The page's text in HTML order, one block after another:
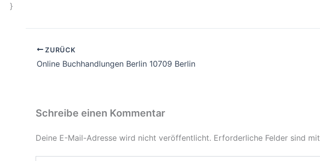
}
ZURÜCK
Online Buchhandlungen Berlin 10709 Berlin
Schreibe einen Kommentar
Deine E-Mail-Adresse wird nicht veröffentlicht. Erforderliche Felder sind mit